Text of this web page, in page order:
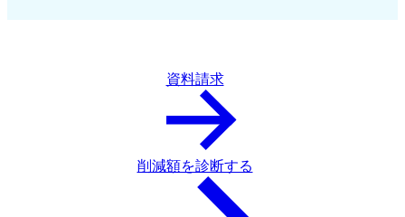
資料請求
削減額を診断する